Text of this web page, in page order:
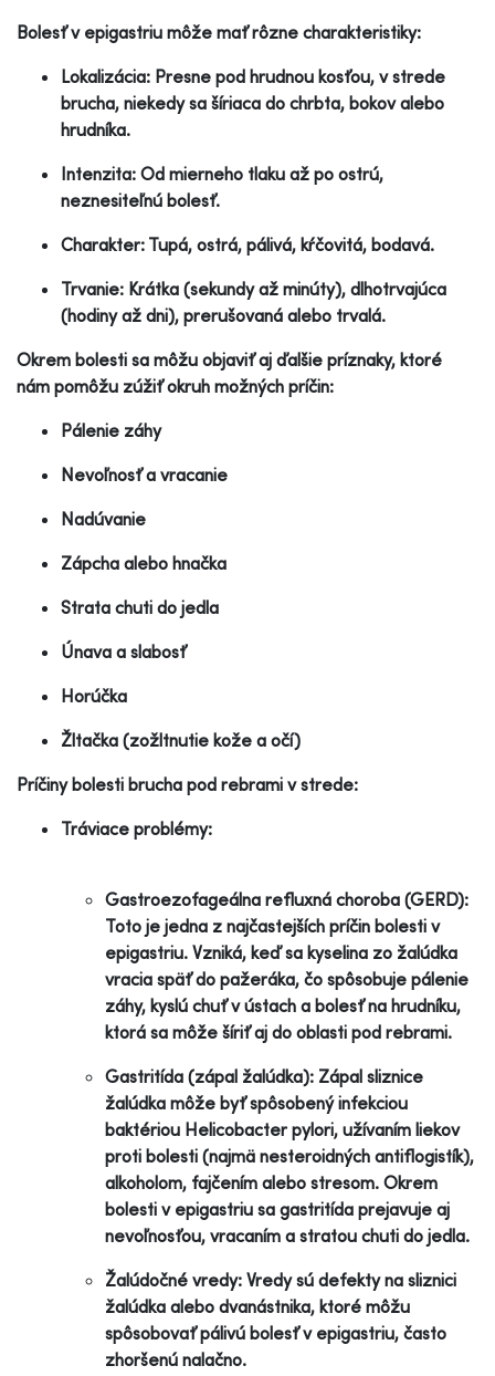
Bolesť v epigastriu môže mať rôzne charakteristiky:
Lokalizácia: Presne pod hrudnou kosťou, v strede
brucha, niekedy sa šíriaca do chrbta, bokov alebo
hrudníka.
Intenzita: Od mierneho tlaku až po ostrú,
neznesiteľnú bolesť.
Charakter: Tupá, ostrá, pálivá, kŕčovitá, bodavá.
Trvanie: Krátka (sekundy až minúty), dlhotrvajúca
(hodiny až dni), prerušovaná alebo trvalá.
Okrem bolesti sa môžu objaviť aj ďalšie príznaky, ktoré
nám pomôžu zúžiť okruh možných príčin:
Pálenie záhy
Nevoľnosť a vracanie
Nadúvanie
Zápcha alebo hnačka
Strata chuti do jedla
Únava a slabosť
Horúčka
Žltačka (zožltnutie kože a očí)
Príčiny bolesti brucha pod rebrami v strede:
Tráviace problémy:
Gastroezofageálna refluxná choroba (GERD):
Toto je jedna z najčastejších príčin bolesti v
epigastriu. Vzniká, keď sa kyselina zo žalúdka
vracia späť do pažeráka, čo spôsobuje pálenie
záhy, kyslú chuť v ústach a bolesť na hrudníku,
ktorá sa môže šíriť aj do oblasti pod rebrami.
Gastritída (zápal žalúdka): Zápal sliznice
žalúdka môže byť spôsobený infekciou
baktériou Helicobacter pylori, užívaním liekov
proti bolesti (najmä nesteroidných antiflogistík),
alkoholom, fajčením alebo stresom. Okrem
bolesti v epigastriu sa gastritída prejavuje aj
nevoľnosťou, vracaním a stratou chuti do jedla.
Žalúdočné vredy: Vredy sú defekty na sliznici
žalúdka alebo dvanástnika, ktoré môžu
spôsobovať pálivú bolesť v epigastriu, často
zhoršenú nalačno.